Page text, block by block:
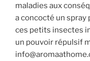
maladies aux
a concocté un
ces petits insectes
un pouvoir répulsif